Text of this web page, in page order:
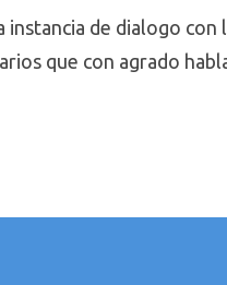
instancia de dialogo
que con agrado